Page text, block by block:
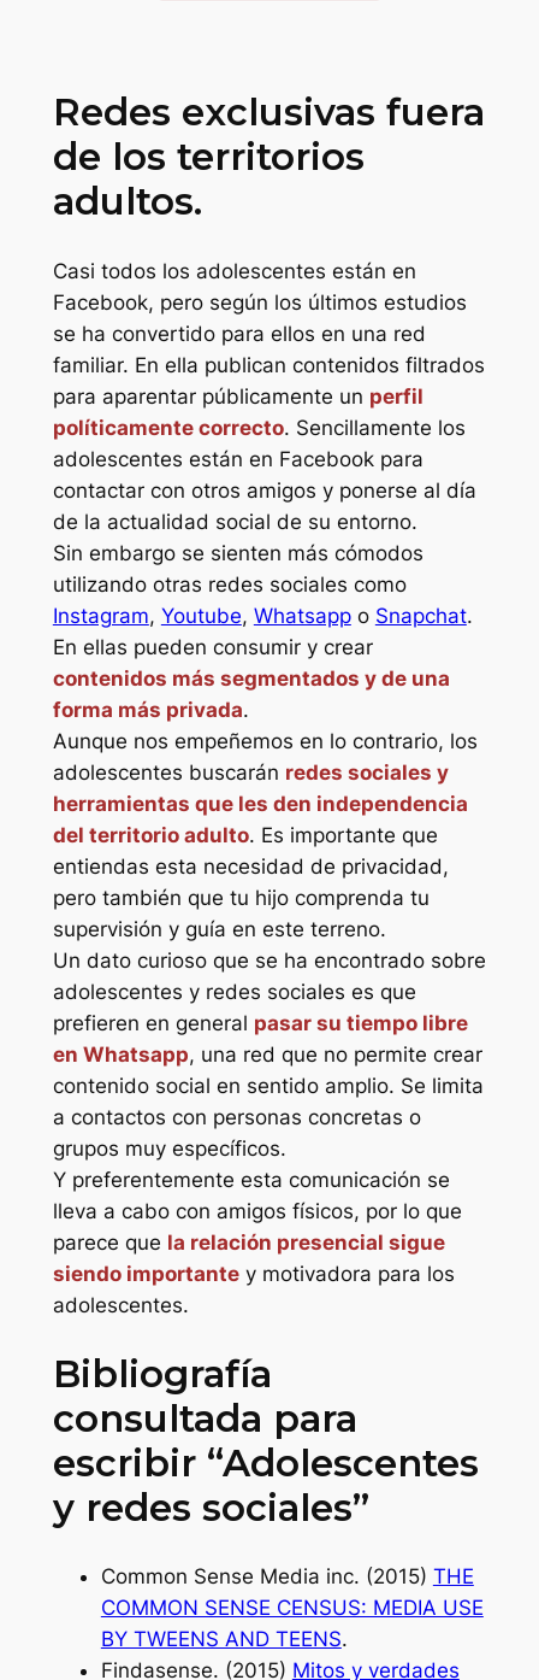
Redes exclusivas fuera
de los territorios
adultos.
Casi todos los adolescentes están en
Facebook, pero según los últimos estudios
se ha convertido para ellos en una red
familiar. En ella publican contenidos filtrados
para aparentar públicamente un perfil
políticamente correcto. Sencillamente los
adolescentes están en Facebook para
contactar con otros amigos y ponerse al día
de la actualidad social de su entorno.
Sin embargo se sienten más cómodos
utilizando otras redes sociales como
Instagram, Youtube, Whatsappo Snapchat.
En ellas pueden consumir y crear
contenidos más segmentados y de una
forma más privada.
Aunque nos empeñemos en lo contrario, los
adolescentes buscarán redes sociales y
herramientas que les den independencia
del territorio adulto. Es importante que
entiendas esta necesidad de privacidad,
pero también que tu hijo comprenda tu
supervisión y guía en este terreno.
Un dato curioso que se ha encontrado sobre
adolescentes y redes sociales es que
prefieren en general pasar su tiempo libre
en Whatsapp, una red que no permite crear
contenido social en sentido amplio. Se limita
a contactos con personas concretas o
grupos muy específicos.
Y preferentemente esta comunicación se
lleva a cabo con amigos físicos, por lo que
parece que la relación presencial sigue
siendo importantey motivadora para los
adolescentes.
Bibliografía
consultada para
escribir “Adolescentes
y redes sociales”
Common Sense Media inc. (2015) THE
COMMON SENSE CENSUS: MEDIA USE
BY TWEENS AND TEENS.
Findasense. (2015) Mitos y verdades